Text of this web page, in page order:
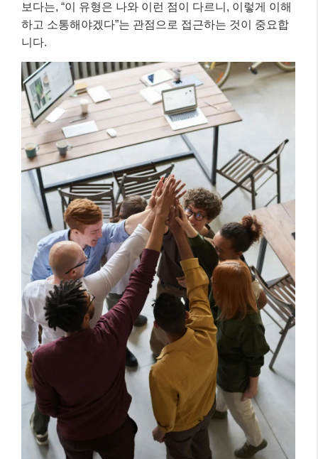
보다는, “이 유형은 나와 이런 점이 다르니, 이렇게 이해
하고 소통해야겠다”는 관점으로 접근하는 것이 중요합
니다.